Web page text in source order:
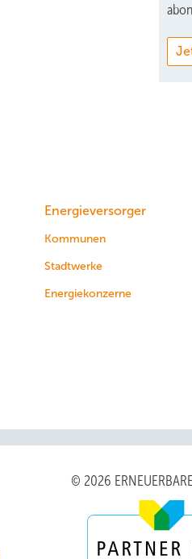
Energieversorger
Kommunen
Stadtwerke
Energiekonzerne
© 2026